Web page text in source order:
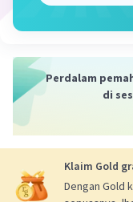
Jadi,
Beri Rating·
Perdalam
di
Klaim Gold
Dengan Gold